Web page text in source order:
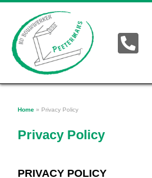
Home » Privacy Policy
Privacy Policy
PRIVACY POLICY